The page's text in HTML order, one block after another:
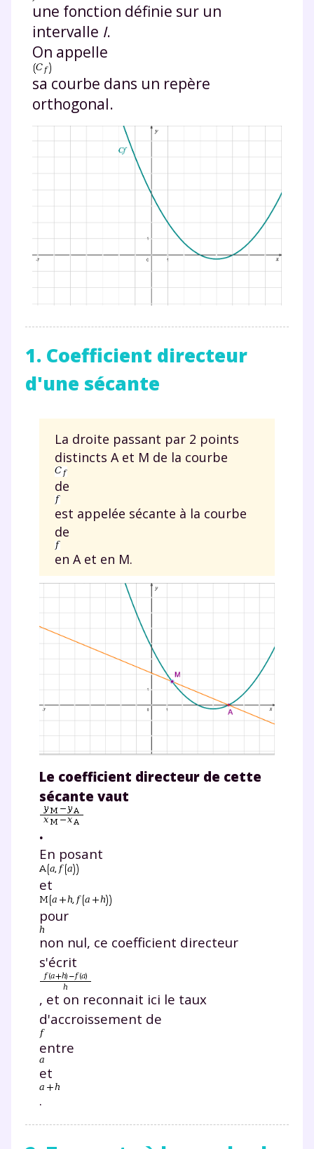
une fonction définie sur un
intervalle I.
On appelle
sa courbe dans un repère
orthogonal.
1. Coefficient directeur
d'une sécante
La droite passant par 2 points
distincts A et M de la courbe
de
est appelée sécante à la courbe
de
en A et en M.
Le coefficient directeur de cette
sécante vaut
.
En posant
et
pour
non nul, ce coefficient directeur
s'écrit
, et on reconnait ici le taux
d'accroissement de
entre
et
.